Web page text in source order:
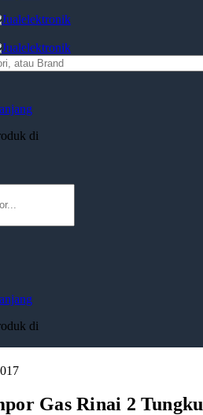
di
di
Gas Rinai 2 Tungku